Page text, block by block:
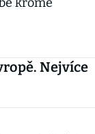
Nejvíce